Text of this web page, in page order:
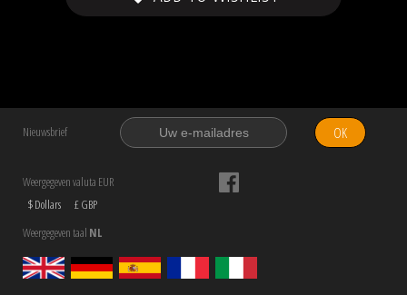
Nieuwsbrief OK
Weergegeven valuta EUR
$ Dollars
£ GBP
Weergegeven taal NL